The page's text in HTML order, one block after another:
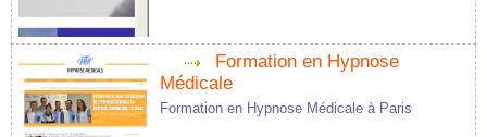
Formation en Hypnose
Médicale
Formation en Hypnose Médicale à Paris